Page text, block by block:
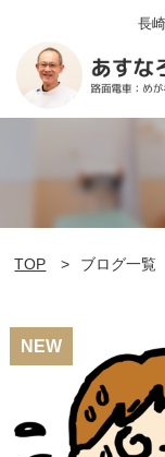
長
TOP ブログ一覧
NEW